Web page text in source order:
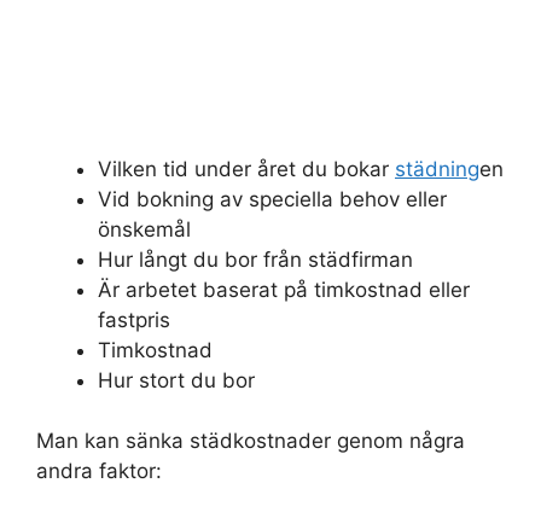
Vilken tid under året du bokar städningen
Vid bokning av speciella behov eller
önskemål
Hur långt du bor från städfirman
Är arbetet baserat på timkostnad eller
fastpris
Timkostnad
Hur stort du bor
Man kan sänka städkostnader genom några
andra faktor: